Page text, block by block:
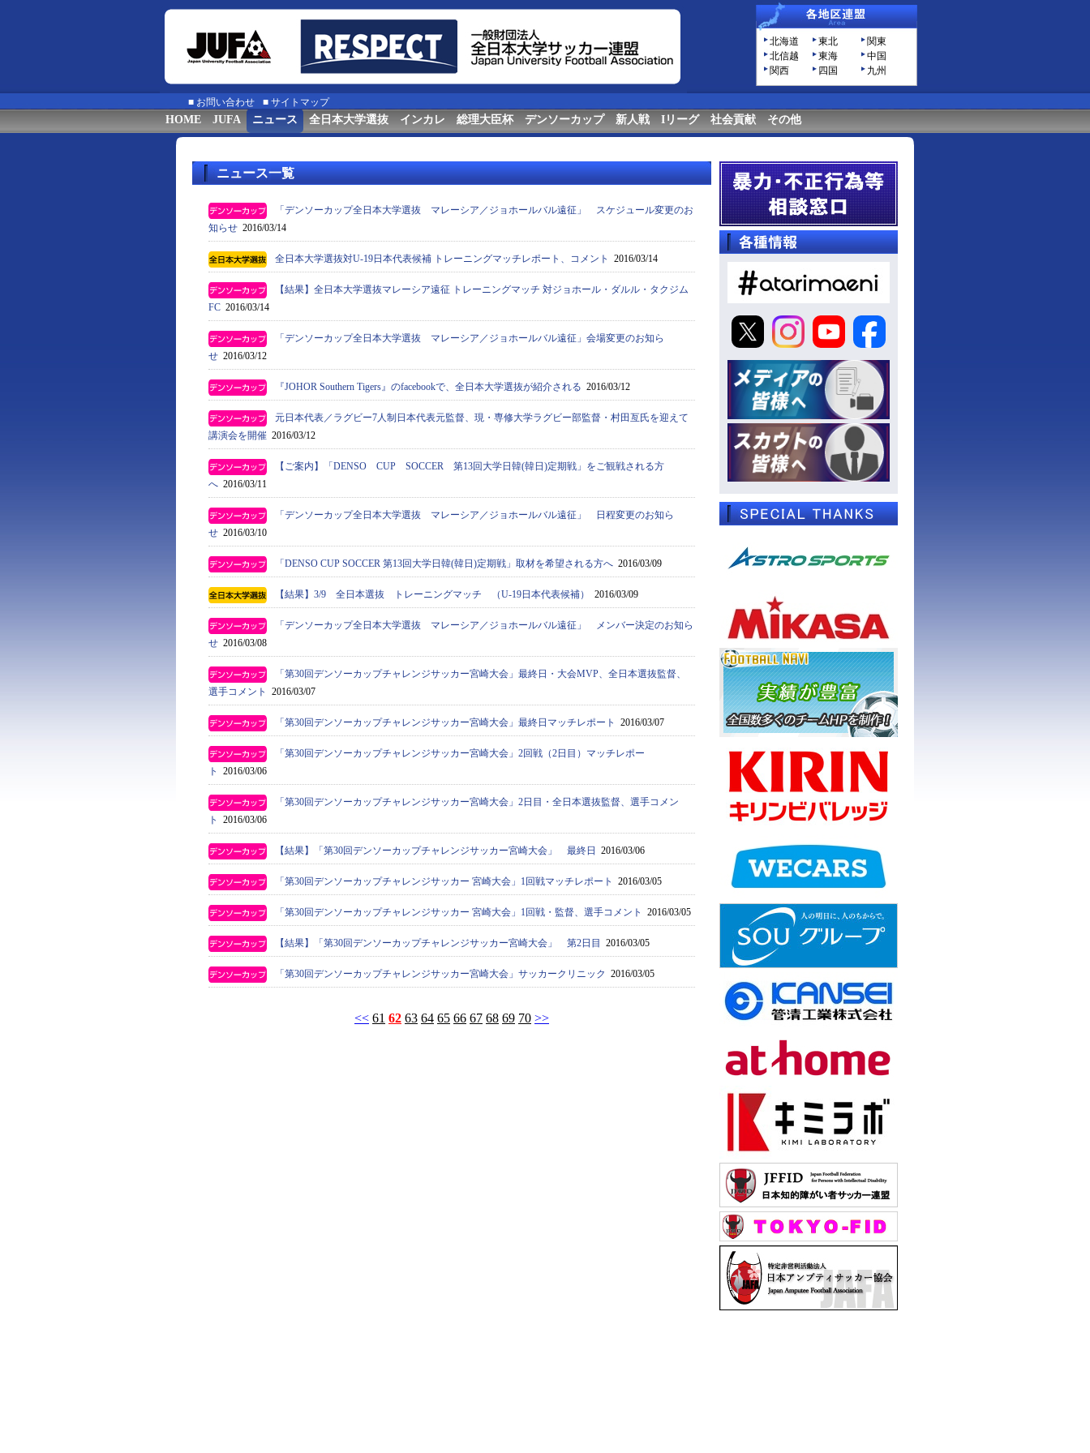
北海道 東北
関東
北信越
東海
中国
関西
四国 九州
■ お問い合わせ ■ サイトマップ
HOME JUFA ニュース 全日本大学選抜 インカレ 総理大臣杯 デンソーカップ 新人戦 Iリーグ 社会貢献 その他
ニュース一覧
「デンソーカップ全日本大学選抜 マレーシア／ジョホールバル遠征」 スケジュール変更のお
知らせ 2016/03/14
全日本大学選抜対U-19日本代表候補 トレーニングマッチレポート、コメント 2016/03/14
【結果】全日本大学選抜マレーシア遠征 トレーニングマッチ 対ジョホール・ダルル・タクジム
FC 2016/03/14
「デンソーカップ全日本大学選抜 マレーシア／ジョホールバル遠征」会場変更のお知ら
せ 2016/03/12
『JOHOR Southern Tigers』のfacebookで、全日本大学選抜が紹介される 2016/03/12
元日本代表／ラグビー7人制日本代表元監督、現・専修大学ラグビー部監督・村田亙氏を迎えて
講演会を開催 2016/03/12
【ご案内】「DENSO CUP SOCCER 第13回大学日韓(韓日)定期戦」をご観戦される方
へ 2016/03/11
「デンソーカップ全日本大学選抜 マレーシア／ジョホールバル遠征」 日程変更のお知ら
せ 2016/03/10
「DENSO CUP SOCCER 第13回大学日韓(韓日)定期戦」取材を希望される方へ 2016/03/09
【結果】3/9 全日本選抜 トレーニングマッチ （U-19日本代表候補） 2016/03/09
「デンソーカップ全日本大学選抜 マレーシア／ジョホールバル遠征」 メンバー決定のお知ら
せ 2016/03/08
「第30回デンソーカップチャレンジサッカー宮崎大会」最終日・大会MVP、全日本選抜監督、
選手コメント
2016/03/07
「第30回デンソーカップチャレンジサッカー宮崎大会」最終日マッチレポート 2016/03/07
「第30回デンソーカップチャレンジサッカー宮崎大会」2回戦（2日目）マッチレポー
ト
2016/03/06
「第30回デンソーカップチャレンジサッカー宮崎大会」2日目・全日本選抜監督、選手コメン
ト
2016/03/06
【結果】「第30回デンソーカップチャレンジサッカー宮崎大会」 最終日 2016/03/06
「第30回デンソーカップチャレンジサッカー 宮崎大会」1回戦マッチレポート 2016/03/05
「第30回デンソーカップチャレンジサッカー 宮崎大会」1回戦・監督、選手コメント 2016/03/05
【結果】「第30回デンソーカップチャレンジサッカー宮崎大会」 第2日目 2016/03/05
「第30回デンソーカップチャレンジサッカー宮崎大会」サッカークリニック 2016/03/05
<< 61 62 63 64 65 66 67 68 69 70 >>